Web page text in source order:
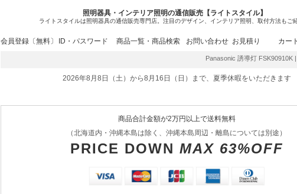
照明器具・インテリア照明の通信販売【ライトスタイル】
ライトスタイルは照明器具の通信販売専門店。注目のデザイン、インテリア照明、取付方法もご紹
会員登録〔無料〕 ID・パスワード 商品一覧・商品検索 お問い合わせ お見積り カー
Panasonic 誘導灯 FSK90910K |
2026年8月8日（土）から8月16日（日）まで、夏季休暇をいただきます
商品合計金額が2万円以上で送料無料
（北海道内・沖縄本島は除く、沖縄本島周辺・離島については別途）
PRICE DOWN MAX 63%OFF